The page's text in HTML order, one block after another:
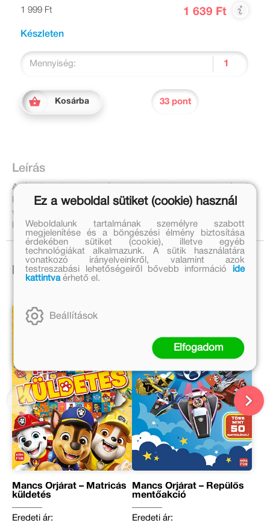
1 999 Ft
1 639 Ft
Készleten
Mennyiség:
Kosárba 33 pont
Leírás
A fáradhatatlan csöppségek kedvence lesz ez a kis méretű
képeskönyv, amelyet a fülénél fogva bárhová magukkal
vihetnek. Amíg a kicsik a katicabogarat keresik a színes
képek között, felfedezik a világ állatait is.
Ezek is érdekelhetnek!
Mancs Őrjárat – Matricás
küldetés
Eredeti ár:
Mancs Őrjárat – Repülős
mentőakció
Eredeti ár:
Ez a weboldal sütiket (cookie) használ
Weboldalunk tartalmának személyre szabott
megjelenítése és a böngészési élmény biztosítása
érdekében sütiket (cookie), illetve egyéb
technológiákat alkalmazunk. A sütik használatára
vonatkozó irányelveinkről, valamint azok
testreszabási lehetőségeiről bővebb információ
ide
kattintvaérhető el.
Beállítások
Elfogadom